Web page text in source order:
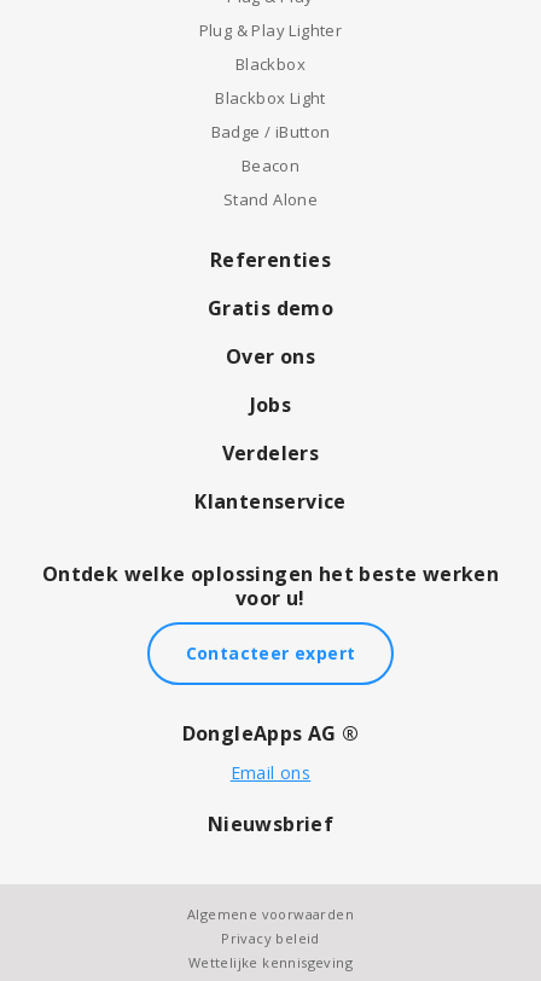
Plug & Play Lighter
Blackbox
Blackbox Light
Badge / iButton
Beacon
Stand Alone
Referenties
Gratis demo
Over ons
Jobs
Verdelers
Klantenservice
Ontdek welke oplossingen het beste werken
voor u!
Contacteer expert
DongleApps AG ®
Email ons
Nieuwsbrief
Algemene voorwaarden
Privacy beleid
Wettelijke kennisgeving